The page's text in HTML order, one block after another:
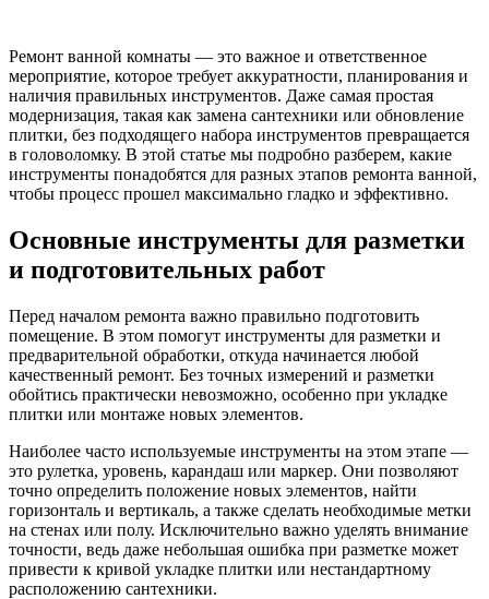
Ремонт ванной комнаты — это важное и ответственное
мероприятие, которое требует аккуратности, планирования и
наличия правильных инструментов. Даже самая простая
модернизация, такая как замена сантехники или обновление
плитки, без подходящего набора инструментов превращается
в головоломку. В этой статье мы подробно разберем, какие
инструменты понадобятся для разных этапов ремонта ванной,
чтобы процесс прошел максимально гладко и эффективно.
Основные инструменты для разметки
и подготовительных работ
Перед началом ремонта важно правильно подготовить
помещение. В этом помогут инструменты для разметки и
предварительной обработки, откуда начинается любой
качественный ремонт. Без точных измерений и разметки
обойтись практически невозможно, особенно при укладке
плитки или монтаже новых элементов.
Наиболее часто используемые инструменты на этом этапе —
это рулетка, уровень, карандаш или маркер. Они позволяют
точно определить положение новых элементов, найти
горизонталь и вертикаль, а также сделать необходимые метки
на стенах или полу. Исключительно важно уделять внимание
точности, ведь даже небольшая ошибка при разметке может
привести к кривой укладке плитки или нестандартному
расположению сантехники.